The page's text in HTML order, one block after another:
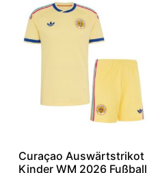
Curaçao Auswärtstrikot
Kinder WM 2026 Fußball